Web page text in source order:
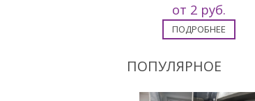
от 2 руб.
ПОДРОБНЕЕ
ПОПУЛЯРНОЕ